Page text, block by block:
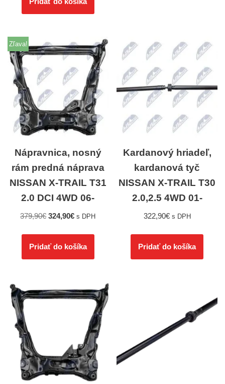
Zľava!
Nápravnica, nosný
rám predná náprava
NISSAN X-TRAIL T31
2.0 DCI 4WD 06-
379,90€ 324,90€ s DPH
Pridať do košíka
Kardanový hriadeľ,
kardanová tyč
NISSAN X-TRAIL T30
2.0,2.5 4WD 01-
322,90€ s DPH
Pridať do košíka